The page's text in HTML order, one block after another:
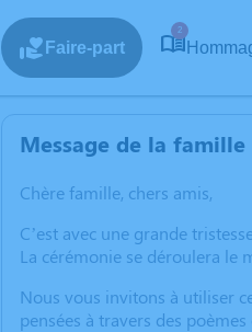
Faire-part
2
Message de la famille
Chère famille, chers amis,
C’est avec une grande
La cérémonie se déroulera le
Nous vous invitons à utiliser
pensées à travers des